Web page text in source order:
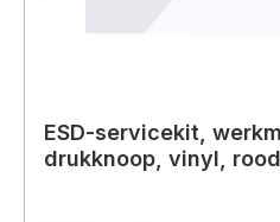
ESD-servicekit,
drukknoop, vinyl,